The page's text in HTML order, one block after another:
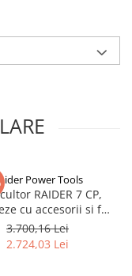
Power Tools
RAIDER 7 CP,
cu accesorii si far
RD-T07 095112
3.700,16 Lei
2.724,03 Lei